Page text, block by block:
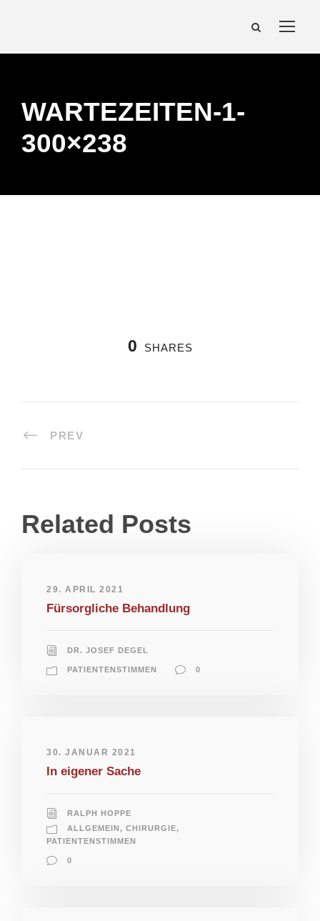
WARTEZEITEN-1-
300×238
0 SHARES
PREV
Related Posts
29. APRIL 2021
Fürsorgliche Behandlung
DR. JOSEF DEGEL
PATIENTENSTIMMEN 0
30. JANUAR 2021
In eigener Sache
RALPH HOPPE
ALLGEMEIN , CHIRURGIE,
PATIENTENSTIMMEN
0